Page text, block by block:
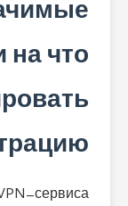
на что
сервиса